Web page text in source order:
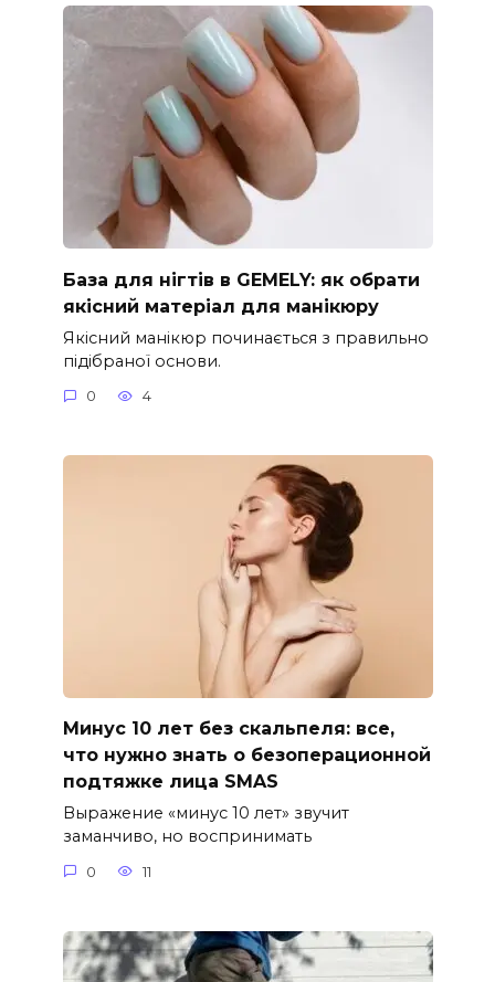
База для нігтів в GEMELY: як обрати
якісний матеріал для манікюру
Якісний манікюр починається з правильно
підібраної основи.
0 4
Минус 10 лет без скальпеля: все,
что нужно знать о безоперационной
подтяжке лица SMAS
Выражение «минус 10 лет» звучит
заманчиво, но воспринимать
0 11